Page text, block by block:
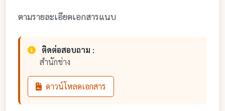
ตามรายละเอียดเอกสารแนบ
ติดต่อสอบถาม :
สำนักช่าง
ดาวน์โหลดเอกสาร